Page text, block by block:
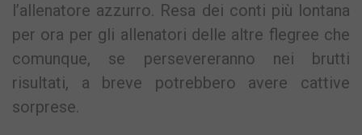
l’allenatore azzurro. Resa dei conti più lontana
per ora per gli allenatori delle altre flegree che
comunque, se persevereranno nei brutti
risultati, a breve potrebbero avere cattive
sorprese.